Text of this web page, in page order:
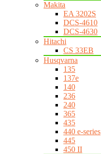
Makita
EA 3202S
DCS-4610
DCS-4630
Hitachi
CS 33EB
Husqvarna
135
137e
140
236
240
365
435
440 e-series
445
450 II